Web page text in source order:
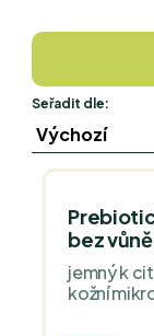
Seřadit dle:
bez vůně
jemný k
kožní